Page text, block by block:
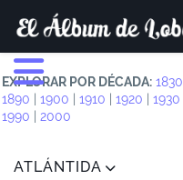
EXPLORAR POR DÉCADA: 1830
1890
1900 1910 1920 1930
1990
2000
ATLÁNTIDA